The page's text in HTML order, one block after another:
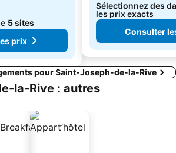
5 sites
prix
Sélectionnez des
les prix exacts
Consulter
pour Saint-Joseph-de-la-Rive
la-Rive : autres